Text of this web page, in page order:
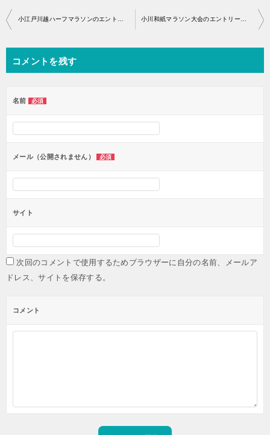
投
稿
ナ
ビ
シ
ョ
ン
コメントを残す
名前 必須
メール（公開されません） 必須
サイト
次回のコメントで使用するためブラウザーに自分の名前、メールア
ドレス、サイトを保存する。
コメント